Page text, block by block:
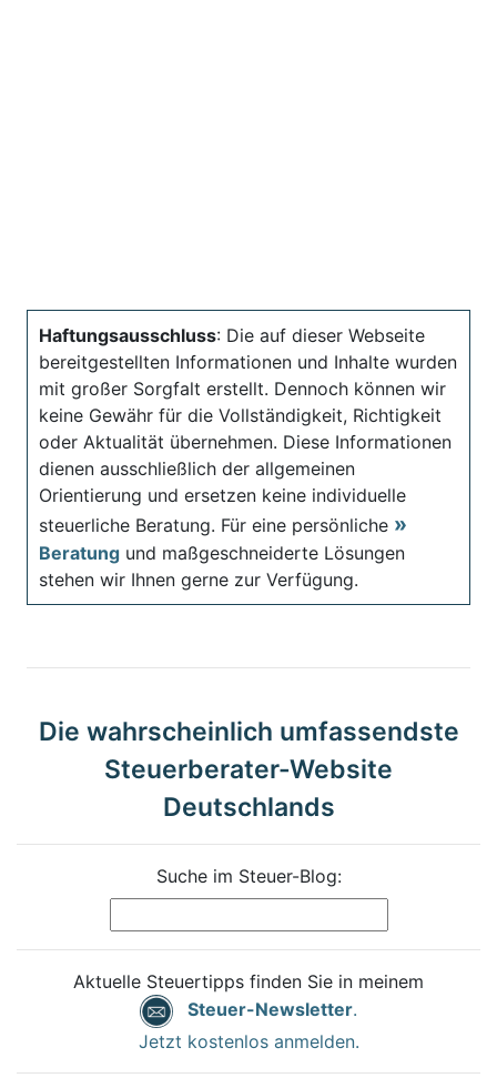
Haftungsausschluss: Die auf dieser Webseite
bereitgestellten Informationen und Inhalte wurden
mit großer Sorgfalt erstellt. Dennoch können wir
keine Gewähr für die Vollständigkeit, Richtigkeit
oder Aktualität übernehmen. Diese Informationen
dienen ausschließlich der allgemeinen
Orientierung und ersetzen keine individuelle
steuerliche Beratung. Für eine persönliche
Beratung und maßgeschneiderte Lösungen
stehen wir Ihnen gerne zur Verfügung.
Die wahrscheinlich umfassendste
Steuerberater-Website
Deutschlands
Suche im Steuer-Blog:
Aktuelle Steuertipps finden Sie in meinem
Steuer-Newsletter.
Jetzt kostenlos anmelden.